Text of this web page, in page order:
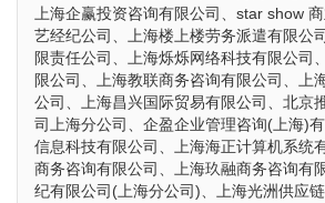
上海企赢投资咨询有限公司、star show
艺经纪公司、上海楼上楼劳务派遣有限公
限责任公司、上海烁烁网络科技有限公司
限公司、上海教联商务咨询有限公司、上
公司、上海昌兴国际贸易有限公司、北京
司上海分公司、企盈企业管理咨询(上海)
信息科技有限公司、上海海正计算机系统
商务咨询有限公司、上海玖融商务咨询有
纪有限公司(上海分公司)、上海光洲供应